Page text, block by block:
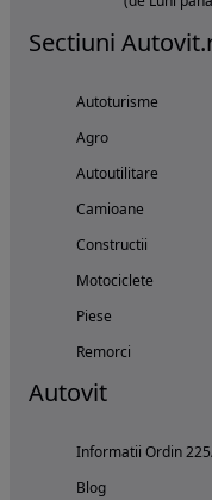
Sectiuni
Autoturisme
Agro
Autoutilitare
Camioane
Constructii
Motociclete
Piese
Remorci
Autovit
Informatii Ordin
Blog